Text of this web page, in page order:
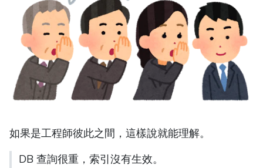
如果是工程師彼此之間，這樣說就能理解。
DB 查詢很重，索引沒有生效。